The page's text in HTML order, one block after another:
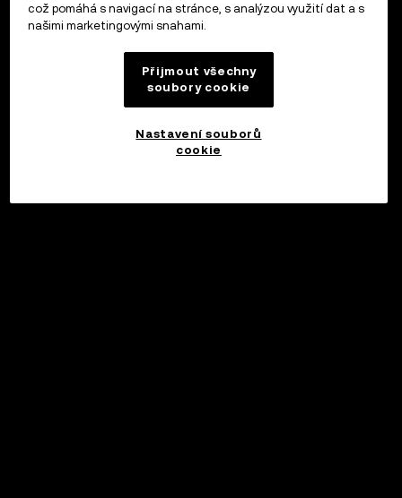
což pomáhá s navigací na stránce, s analýzou využití dat a s
našimi marketingovými snahami.
Přijmout všechny
soubory cookie
Nastavení souborů
cookie